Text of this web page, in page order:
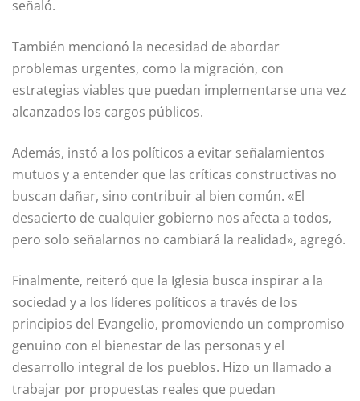
señaló.
También mencionó la necesidad de abordar
problemas urgentes, como la migración, con
estrategias viables que puedan implementarse una vez
alcanzados los cargos públicos.
Además, instó a los políticos a evitar señalamientos
mutuos y a entender que las críticas constructivas no
buscan dañar, sino contribuir al bien común. «El
desacierto de cualquier gobierno nos afecta a todos,
pero solo señalarnos no cambiará la realidad», agregó.
Finalmente, reiteró que la Iglesia busca inspirar a la
sociedad y a los líderes políticos a través de los
principios del Evangelio, promoviendo un compromiso
genuino con el bienestar de las personas y el
desarrollo integral de los pueblos. Hizo un llamado a
trabajar por propuestas reales que puedan